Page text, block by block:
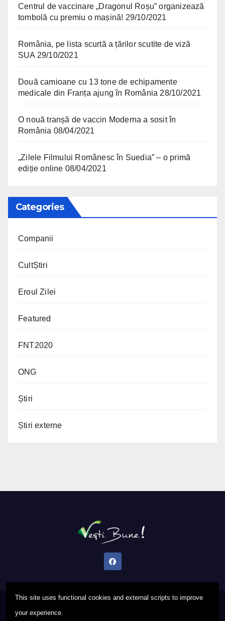
This site uses functional cookies and external scripts to improve
your experience.
Centrul de vaccinare „Dragonul Roșu” organizează
tombolă cu premiu o mașină! 29/10/2021
România, pe lista scurtă a țărilor scutite de viză
SUA 29/10/2021
Două camioane cu 13 tone de echipamente
medicale din Franța ajung în România 28/10/2021
O nouă tranșă de vaccin Moderna a sosit în
România 08/04/2021
„Zilele Filmului Românesc în Suedia” – o primă
ediție online 08/04/2021
Categories
Companii
CultȘtiri
Eroul Zilei
Featured
FNT2020
ONG
Știri
Știri externe
Proudly powered by WordPress